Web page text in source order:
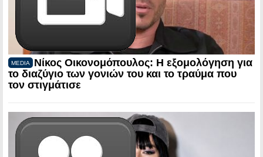
MEDIA
Νίκος Οικονομόπουλος: Η εξομολόγηση για
το διαζύγιο των γονιών του και το τραύμα που
τον στιγμάτισε